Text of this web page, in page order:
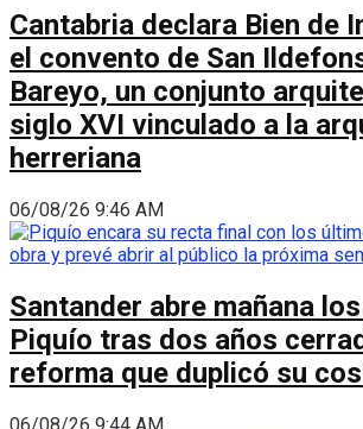
Cantabria declara Bien de
el convento de San
Bareyo, un conjunto
siglo XVI vinculado a la
herreriana
06/08/26 9:46 AM
Santander abre mañana
Piquío tras dos años
reforma que duplicó su